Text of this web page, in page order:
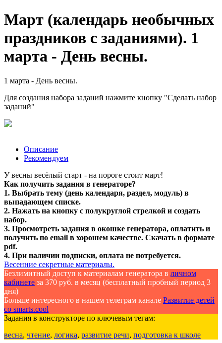
Март (календарь необычных
праздников с заданиями). 1
марта - День весны.
1 марта - День весны.
Для создания набора заданий нажмите кнопку "Сделать набор
заданий"
Описание
Рекомендуем
У весны весёлый старт - на пороге стоит март!
Как получить задания в генераторе?
1. Выбрать тему (день календаря, раздел, модуль) в
выпадающем списке.
2. Нажать на кнопку с полукруглой стрелкой и создать
набор.
3. Просмотреть задания в окошке генератора, оплатить и
получить по email в хорошем качестве. Скачать в формате
pdf.
4. При наличии подписки, оплата не потребуется.
Весенние секретные материалы.
Безлимитный доступ к материалам генератора в личном
кабинете за 370 руб. в месяц (бесплатный пробный период 3
дня)
Больше интересного в нашем телеграм канале Развитие детей
со smarts.cool
Задания в конструкторе по ключевым тегам:
весна, чтение, логика, развитие речи, подготовка к школе